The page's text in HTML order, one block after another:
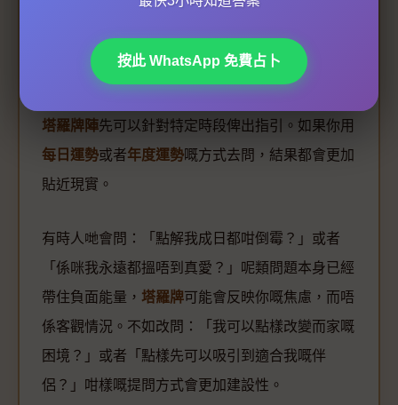
如果你想問運勢，最好設定一個明確嘅時間範圍，
例如：「未來三個月，我嘅學業運勢會點？」或者
塔羅牌陣先可以針對特定時段俾出指引。如果你用
每日運勢或者年度運勢嘅方式去問，結果都會更加
貼近現實。
有時人哋會問：「點解我成日都咁倒霉？」或者
「係咪我永遠都搵唔到真愛？」呢類問題本身已經
帶住負面能量， 塔羅牌可能會反映你嘅焦慮，而唔
係客觀情況。不如改問：「我可以點樣改變而家嘅
困境？」或者「點樣先可以吸引到適合我嘅伴
侶？」咁樣嘅提問方式會更加建設性。
按此 WhatsApp 免費占卜